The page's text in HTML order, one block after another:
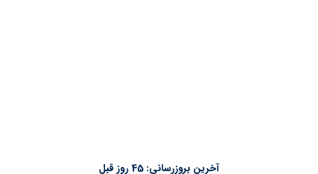
آخرین بروزرسانی: 45 روز قبل